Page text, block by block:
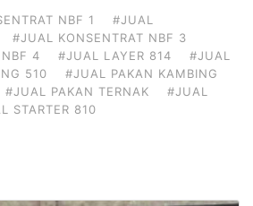
NBF 1
#JUAL
#JUAL KONSENTRAT NBF 3
4
#JUAL LAYER 814
#JUAL
510
#JUAL PAKAN KAMBING
#JUAL PAKAN TERNAK
#JUAL
STARTER 810